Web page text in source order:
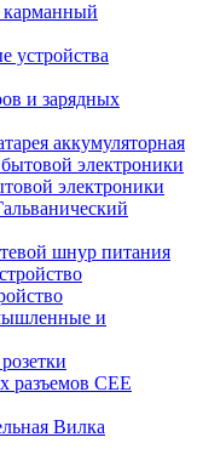
устройства
и зарядных
аккумуляторная
электроники
шнур питания
и
разъемов CEE
Вилка